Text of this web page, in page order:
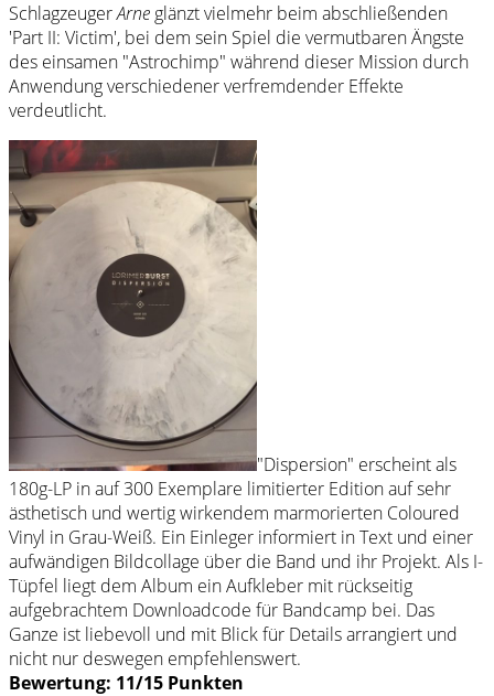
SchlagzeugerArne glänzt vielmehr beim abschließenden
'Part II: Victim', bei dem sein Spiel die vermutbaren Ängste
des einsamen "Astrochimp" während dieser Mission durch
Anwendung verschiedener verfremdender Effekte
verdeutlicht.
"Dispersion" erscheint als
180g-LP in auf 300 Exemplare limitierter Edition auf sehr
ästhetisch und wertig wirkendem marmorierten Coloured
Vinyl in Grau-Weiß. Ein Einleger informiert in Text und einer
aufwändigen Bildcollage über die Band und ihr Projekt. Als I-
Tüpfel liegt dem Album ein Aufkleber mit rückseitig
aufgebrachtem Downloadcode für Bandcamp bei. Das
Ganze ist liebevoll und mit Blick für Details arrangiert und
nicht nur deswegen empfehlenswert.
Bewertung: 11/15 Punkten